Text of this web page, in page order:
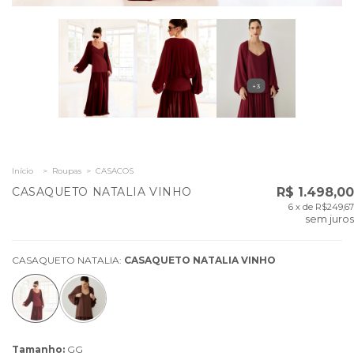
+3
Início > Roupas > CASACOS
CASAQUETO NATALIA VINHO R$ 1.498,00
6 x de R$249,67
sem juros
CASAQUETO NATALIA: CASAQUETO NATALIA VINHO
Tamanho: GG